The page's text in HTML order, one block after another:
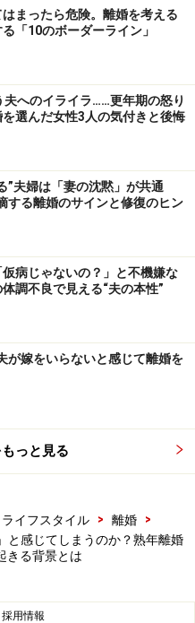
はまったら危険。離婚を考える
「10のボーダーライン」
夫へのイライラ……更年期の怒り
選んだ女性3人の気付きと後悔
”夫婦は「妻の沈黙」が共通
する離婚のサインと修復のヒン
仮病じゃないの？」と不機嫌な
調不良で見える“夫の本性”
が嫁をいらないと感じて離婚を
っと見る
イフスタイル > 離婚
>
と感じてしまうのか？熟年離婚
きる背景とは
採用情報